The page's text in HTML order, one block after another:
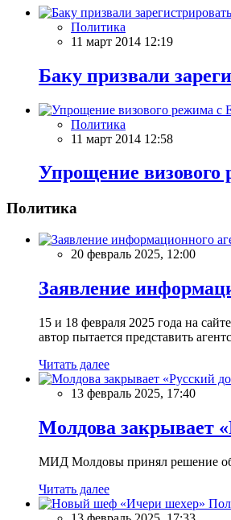
Политика
11 март 2014 12:19
Баку призвали
Политика
11 март 2014 12:58
Упрощение визового
Политика
20 февраль 2025, 12:00
Заявление
15 и 18 февраля 2025 года на
автор пытается представить
Читать далее
13 февраль 2025, 17:40
Молдова закрывает
МИД Молдовы принял решение об
Читать далее